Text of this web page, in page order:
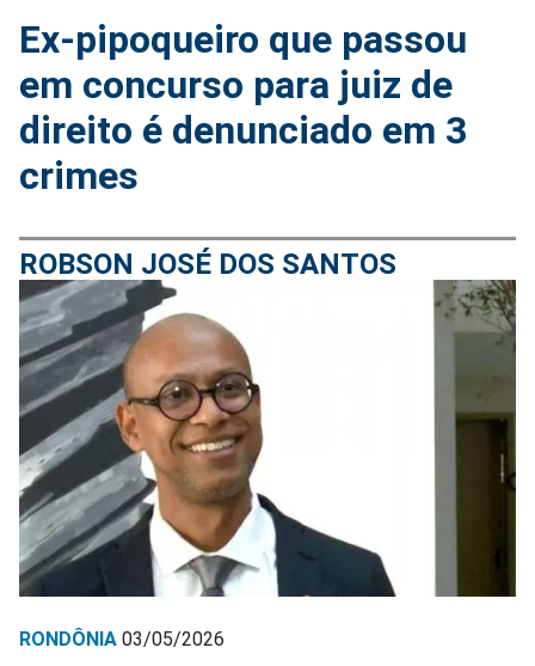
Ex-pipoqueiro que passou
em concurso para juiz de
direito é denunciado em 3
crimes
ROBSON JOSÉ DOS SANTOS
RONDÔNIA 03/05/2026